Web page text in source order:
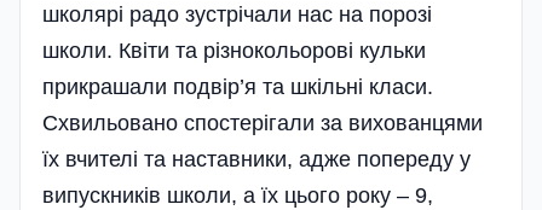
школярі радо зустрічали нас на порозі
школи. Квіти та різнокольорові кульки
прикрашали подвір’я та шкільні класи.
Схвильовано спостерігали за вихованцями
їх вчителі та наставники, адже попереду у
випускників школи, а їх цього року – 9,